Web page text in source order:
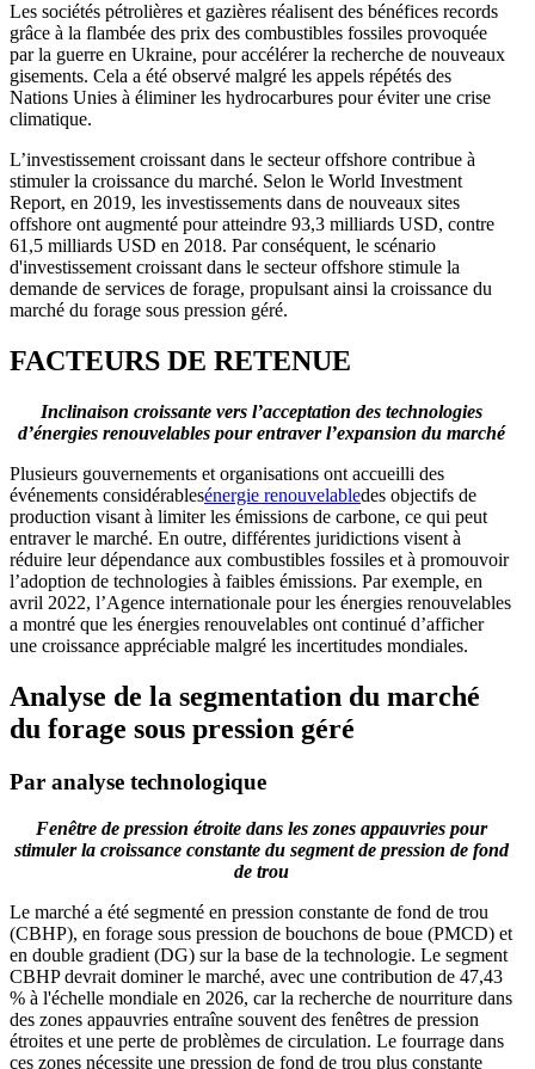
Les sociétés pétrolières et gazières réalisent des bénéfices records
grâce à la flambée des prix des combustibles fossiles provoquée
par la guerre en Ukraine, pour accélérer la recherche de nouveaux
gisements. Cela a été observé malgré les appels répétés des
Nations Unies à éliminer les hydrocarbures pour éviter une crise
climatique.
L’investissement croissant dans le secteur offshore contribue à
stimuler la croissance du marché. Selon le World Investment
Report, en 2019, les investissements dans de nouveaux sites
offshore ont augmenté pour atteindre 93,3 milliards USD, contre
61,5 milliards USD en 2018. Par conséquent, le scénario
d'investissement croissant dans le secteur offshore stimule la
demande de services de forage, propulsant ainsi la croissance du
marché du forage sous pression géré.
FACTEURS DE RETENUE
Inclinaison croissante vers l’acceptation des technologies
d’énergies renouvelables pour entraver l’expansion du marché
Plusieurs gouvernements et organisations ont accueilli des
événements considérablesénergie renouvelabledes objectifs de
production visant à limiter les émissions de carbone, ce qui peut
entraver le marché. En outre, différentes juridictions visent à
réduire leur dépendance aux combustibles fossiles et à promouvoir
l’adoption de technologies à faibles émissions. Par exemple, en
avril 2022, l’Agence internationale pour les énergies renouvelables
a montré que les énergies renouvelables ont continué d’afficher
une croissance appréciable malgré les incertitudes mondiales.
Analyse de la segmentation du marché
du forage sous pression géré
Par analyse technologique
Fenêtre de pression étroite dans les zones appauvries pour
stimuler la croissance constante du segment de pression de fond
de trou
Le marché a été segmenté en pression constante de fond de trou
(CBHP), en forage sous pression de bouchons de boue (PMCD) et
en double gradient (DG) sur la base de la technologie. Le segment
CBHP devrait dominer le marché, avec une contribution de 47,43
% à l'échelle mondiale en 2026, car la recherche de nourriture dans
des zones appauvries entraîne souvent des fenêtres de pression
étroites et une perte de problèmes de circulation. Le fourrage dans
ces zones nécessite une pression de fond de trou plus constante